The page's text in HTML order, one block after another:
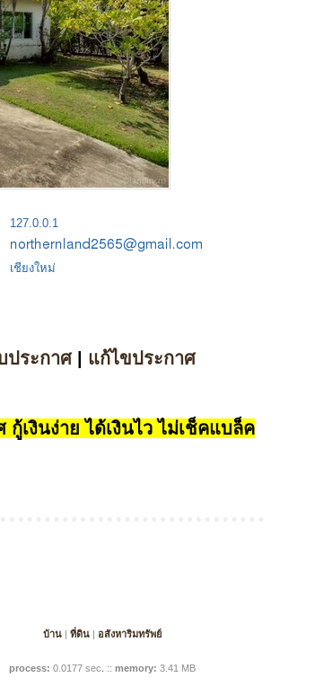
127.0.0.1
เชียงใหม่
ประกาศ| แก้ไขประกาศ
เงินง่าย ได้เงินไว ไม่เช็คแบล็ค
บ้าน | ที่ดิน | อสังหาริมทรัพย์
process: 0.0177 sec :: memory: 3.41 MB